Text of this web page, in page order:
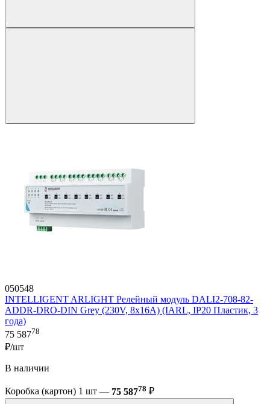
050548
INTELLIGENT ARLIGHT Релейный модуль DALI2-708-82-
ADDR-DRO-DIN Grey (230V, 8x16A) (IARL, IP20 Пластик, 3
года)
75 58778
₽/шт
В наличии
Коробка (картон) 1 шт — 75 58778 ₽